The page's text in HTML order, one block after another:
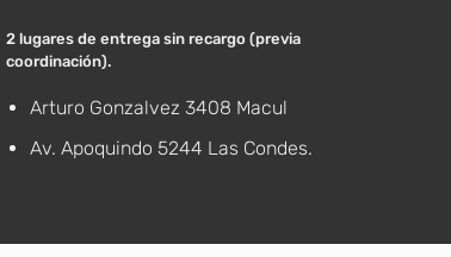
2 lugares de entrega sin recargo (previa
coordinación).
Arturo Gonzalvez 3408 Macul
Av. Apoquindo 5244 Las Condes.